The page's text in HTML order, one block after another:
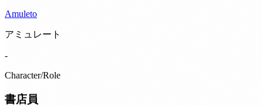
Amuleto
アミュレート
-
Character/Role
書店員